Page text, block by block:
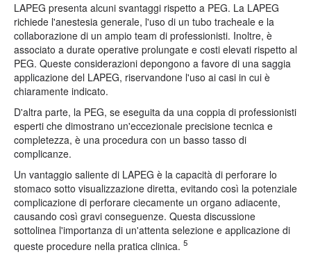
LAPEG presenta alcuni svantaggi rispetto a PEG. La LAPEG
richiede l'anestesia generale, l'uso di un tubo tracheale e la
collaborazione di un ampio team di professionisti. Inoltre, è
associato a durate operative prolungate e costi elevati rispetto al
PEG. Queste considerazioni depongono a favore di una saggia
applicazione del LAPEG, riservandone l'uso ai casi in cui è
chiaramente indicato.
D'altra parte, la PEG, se eseguita da una coppia di professionisti
esperti che dimostrano un'eccezionale precisione tecnica e
completezza, è una procedura con un basso tasso di
complicanze.
Un vantaggio saliente di LAPEG è la capacità di perforare lo
stomaco sotto visualizzazione diretta, evitando così la potenziale
complicazione di perforare ciecamente un organo adiacente,
causando così gravi conseguenze. Questa discussione
sottolinea l'importanza di un'attenta selezione e applicazione di
queste procedure nella pratica clinica. 5